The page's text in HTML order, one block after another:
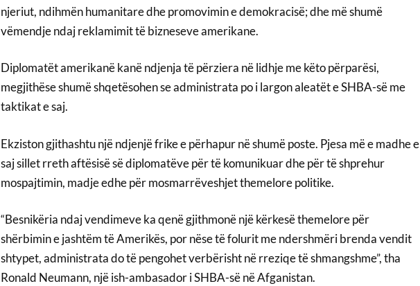
njeriut, ndihmën humanitare dhe promovimin e demokracisë; dhe më shumë
vëmendje ndaj reklamimit të bizneseve amerikane.
Diplomatët amerikanë kanë ndjenja të përziera në lidhje me këto përparësi,
megjithëse shumë shqetësohen se administrata po i largon aleatët e SHBA-së me
taktikat e saj.
Ekziston gjithashtu një ndjenjë frike e përhapur në shumë poste. Pjesa më e madhe e
saj sillet rreth aftësisë së diplomatëve për të komunikuar dhe për të shprehur
mospajtimin, madje edhe për mosmarrëveshjet themelore politike.
“Besnikëria ndaj vendimeve ka qenë gjithmonë një kërkesë themelore për
shërbimin e jashtëm të Amerikës, por nëse të folurit me ndershmëri brenda vendit
shtypet, administrata do të pengohet verbërisht në rreziqe të shmangshme”, tha
Ronald Neumann, një ish-ambasador i SHBA-së në Afganistan.